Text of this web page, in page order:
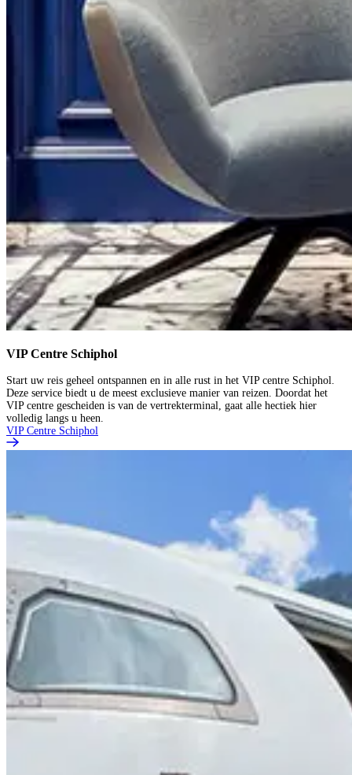
VIP Centre Schiphol
Start uw reis geheel ontspannen en in alle rust in het VIP centre Schiphol.
Deze service biedt u de meest exclusieve manier van reizen. Doordat het
VIP centre gescheiden is van de vertrekterminal, gaat alle hectiek hier
volledig langs u heen.
VIP Centre Schiphol